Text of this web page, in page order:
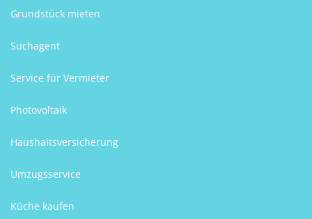
Grundstück mieten
Suchagent
Service für Vermieter
Photovoltaik
Haushaltsversicherung
Umzugsservice
Küche kaufen